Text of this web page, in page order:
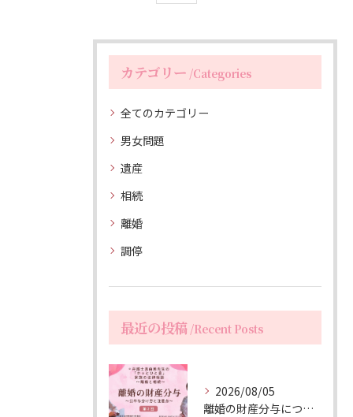
カテゴリー Categories
全てのカテゴリー
男女問題
遺産
相続
離婚
調停
最近の投稿 Recent Posts
2026/08/05
離婚の財産分与についての動画配信（延期しました）